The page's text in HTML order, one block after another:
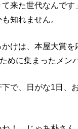
来た世代なんで
知れません。
けは、本屋大賞
めに集まったメン
下で、日がな1日